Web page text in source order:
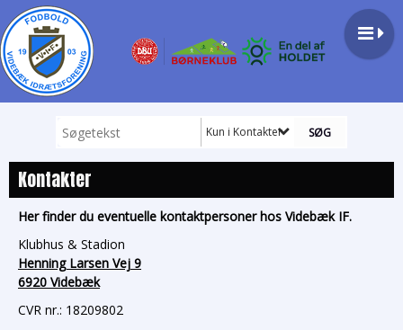
Kun i Kontakter
Kontakter
Her finder du eventuelle kontaktpersoner hos Videbæk IF.
Klubhus & Stadion
Henning Larsen Vej 9
6920 Videbæk
CVR nr.: 18209802